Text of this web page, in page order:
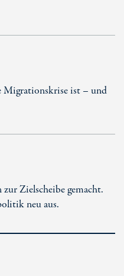
Migrationskrise ist – und
Zielscheibe gemacht.
neu aus.